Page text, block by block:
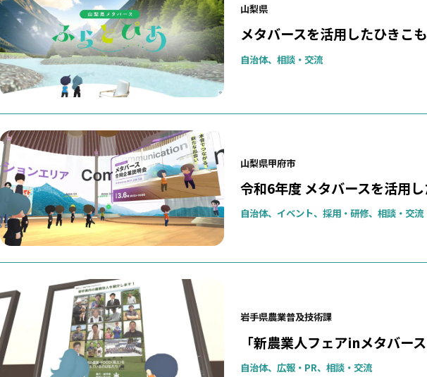
山梨県
メタバースを活用したひきこ
自治体、相談・交流
山梨県甲府市
令和6年度 メタバースを活用
自治体、イベント、採用・研修、相談・交流
岩手県農業普及技術課
「新農業人フェアinメタバース
自治体、広報・PR、相談・交流